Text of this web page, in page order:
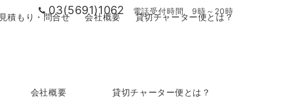
03(5691)1062 電話受付時間 9時～20時
会社概要 貸切チャーター便とは？
見積もり・問合せ 会社概要 貸切チャーター便とは？